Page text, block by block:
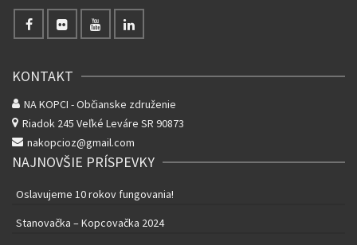
KONTAKT
NA KOPCI - Občianske združenie
Riadok 245 Veľké Leváre SR 90873
nakopcioz@gmail.com
NAJNOVŠIE PRÍSPEVKY
Oslavujeme 10 rokov fungovania!
Stanovačka – Kopcovačka 2024